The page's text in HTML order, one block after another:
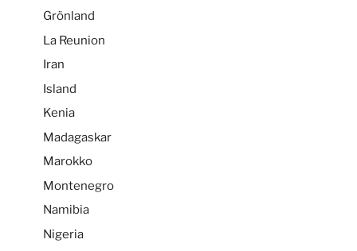
Grönland
La Reunion
Iran
Island
Kenia
Madagaskar
Marokko
Montenegro
Namibia
Nigeria